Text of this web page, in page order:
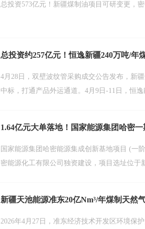
总投资573亿元！新疆煤制油项目可研变更，
总投资约257亿元！恒逸新疆240万吨/年
4月28日，双壁波纹管采购成交公告发布，新
中标，打通产品外运通道。4月9日-11日，恒
1.64亿元大单落地！国家能源集团哈密
国家能源集团哈密能源集成创新基地项目 (一
密能源化工有限公司独资建设，项目选址位
新疆天池能源准东20亿Nm³/年煤制天然
2026年4月27日，准东经济技术开发区环境保